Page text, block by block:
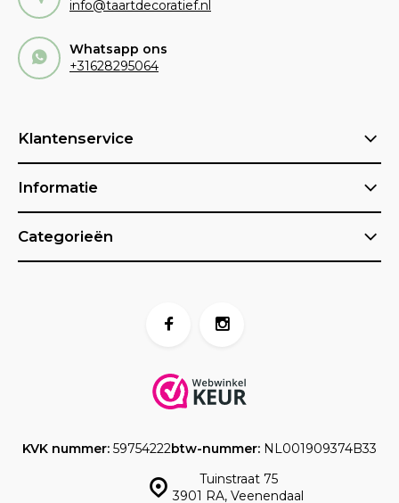
info@taartdecoratief.nl
Whatsapp ons
+31628295064
Klantenservice
Informatie
Categorieën
Tuinstraat 75
3901 RA, Veenendaal
KVK nummer: 59754222btw-nummer: NL001909374B33